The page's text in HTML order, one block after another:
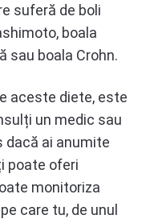
suferă de boli
boala
sau boala Crohn.
aceste diete, este
un medic sau
dacă ai anumite
poate oferi
monitoriza
care tu, de unul